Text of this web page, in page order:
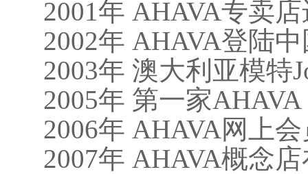
2001年 AHAVA专卖
2002年 AHAVA登陆
2003年 澳大利亚模特
2005年 第一家
2006年 AHAVA网上
2007年 AHAVA概念